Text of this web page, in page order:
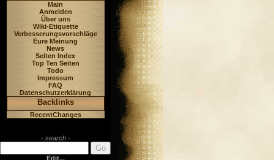
Main
Anmelden
Über uns
Wiki-Etiquette
Verbesserungsvorschläge
Eure Meinung
News
Seiten Index
Top Ten Seiten
Todo
Impressum
FAQ
Datenschutzerklärung
Backlinks
RecentChanges
- search -
Edit...